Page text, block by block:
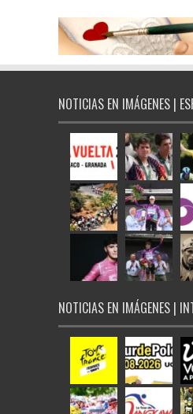
NOTICIAS EN IMÁGENES |
NOTICIAS EN IMÁGENES |